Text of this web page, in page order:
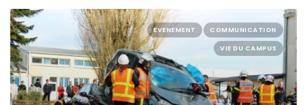
COMMUNICATION
EVENEMENT
VIE DU CAMPUS